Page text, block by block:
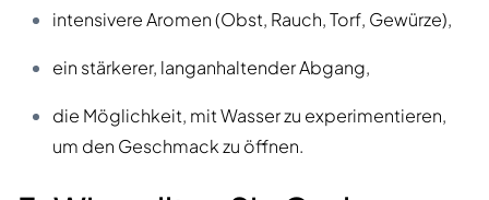
intensivere Aromen (Obst, Rauch, Torf, Gewürze),
ein stärkerer, langanhaltender Abgang,
die Möglichkeit, mit Wasser zu experimentieren,
um den Geschmack zu öffnen.